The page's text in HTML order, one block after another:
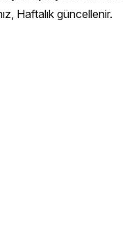
Haftalık güncellenir.